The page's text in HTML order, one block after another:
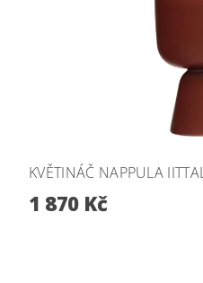
KVĚTINÁČ NAPPULA
1 870 Kč